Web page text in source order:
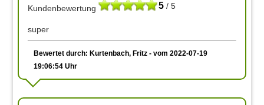
5 / 5
Kundenbewertung
super
Bewertet durch: Kurtenbach, Fritz - vom 2022-07-19
19:06:54 Uhr